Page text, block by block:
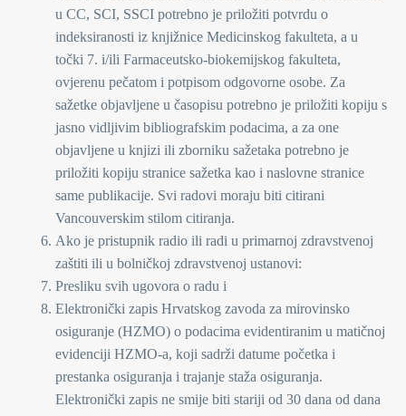
u CC, SCI, SSCI potrebno je priložiti potvrdu o
indeksiranosti iz knjižnice Medicinskog fakulteta, a u
točki 7. i/ili Farmaceutsko-biokemijskog fakulteta,
ovjerenu pečatom i potpisom odgovorne osobe. Za
sažetke objavljene u časopisu potrebno je priložiti kopiju s
jasno vidljivim bibliografskim podacima, a za one
objavljene u knjizi ili zborniku sažetaka potrebno je
priložiti kopiju stranice sažetka kao i naslovne stranice
same publikacije. Svi radovi moraju biti citirani
Vancouverskim stilom citiranja.
Ako je pristupnik radio ili radi u primarnoj zdravstvenoj
zaštiti ili u bolničkoj zdravstvenoj ustanovi:
Presliku svih ugovora o radu i
Elektronički zapis Hrvatskog zavoda za mirovinsko
osiguranje (HZMO) o podacima evidentiranim u matičnoj
evidenciji HZMO-a, koji sadrži datume početka i
prestanka osiguranja i trajanje staža osiguranja.
Elektronički zapis ne smije biti stariji od 30 dana od dana